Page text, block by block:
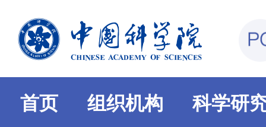
首页 组织机构 科学研